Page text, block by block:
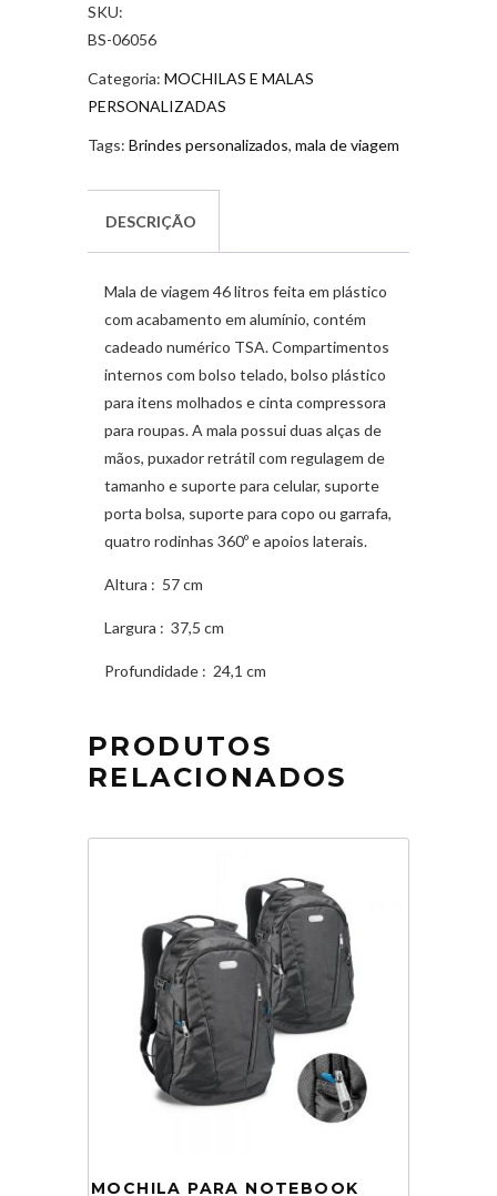
Litros
Personalizada
quantidade
SKU:
BS-06056
Categoria: MOCHILAS E MALAS
PERSONALIZADAS
Tags: Brindes personalizados, mala de viagem
DESCRIÇÃO
Mala de viagem 46 litros feita em plástico
com acabamento em alumínio, contém
cadeado numérico TSA. Compartimentos
internos com bolso telado, bolso plástico
para itens molhados e cinta compressora
para roupas. A mala possui duas alças de
mãos, puxador retrátil com regulagem de
tamanho e suporte para celular, suporte
porta bolsa, suporte para copo ou garrafa,
quatro rodinhas 360º e apoios laterais.
Altura : 57 cm
Largura : 37,5 cm
Profundidade : 24,1 cm
PRODUTOS
RELACIONADOS
MOCHILA PARA NOTEBOOK